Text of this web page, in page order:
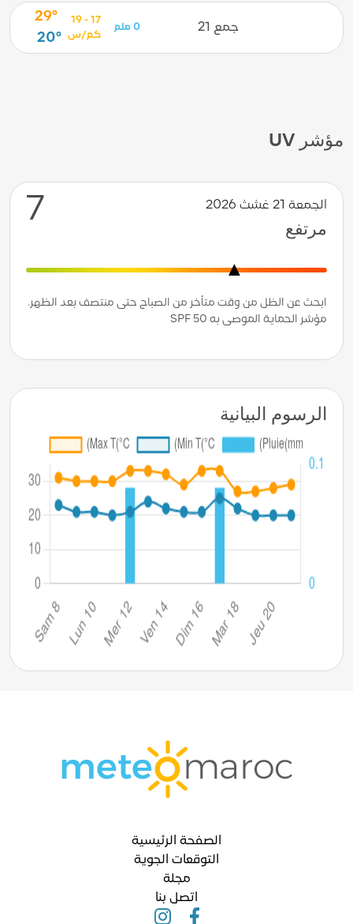
جمع 21 0 ملم
17 - 19
كم/س
29°
20°
مؤشر UV
الجمعة 21 غشث 2026
مرتفع
7
ابحث عن الظل من وقت متأخر من الصباح حتى منتصف بعد الظهر.
مؤشر الحماية الموصى به SPF 50
الرسوم البيانية
الصفحة الرئيسية
التوقعات الجوية
مجلة
اتصل بنا